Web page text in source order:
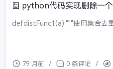
python代码实现删除一
defdistFunc1(a):"""使用集合去
79 月前 / 0 条评论 /